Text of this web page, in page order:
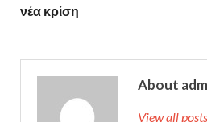
νέα κρίση
About
View all